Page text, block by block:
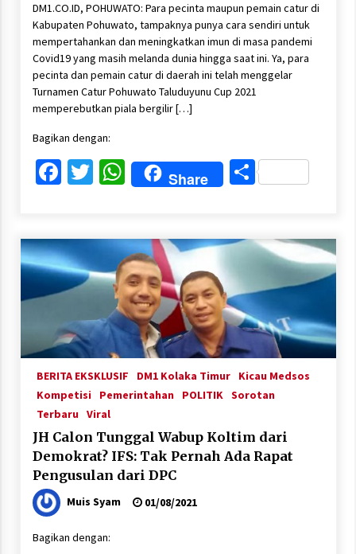
DM1.CO.ID, POHUWATO: Para pecinta maupun pemain catur di
Kabupaten Pohuwato, tampaknya punya cara sendiri untuk
mempertahankan dan meningkatkan imun di masa pandemi
Covid19 yang masih melanda dunia hingga saat ini. Ya, para
pecinta dan pemain catur di daerah ini telah menggelar
Turnamen Catur Pohuwato Taluduyunu Cup 2021
memperebutkan piala bergilir […]
Bagikan dengan:
Facebook
Twitter
WhatsApp
Share Share
BERITA EKSKLUSIF DM1 Kolaka Timur
Kicau Medsos
Kompetisi
Pemerintahan POLITIK Sorotan
Terbaru Viral
JH Calon Tunggal Wabup Koltim dari
Demokrat? IFS: Tak Pernah Ada Rapat
Pengusulan dari DPC
Muis Syam 01/08/2021
Bagikan dengan: